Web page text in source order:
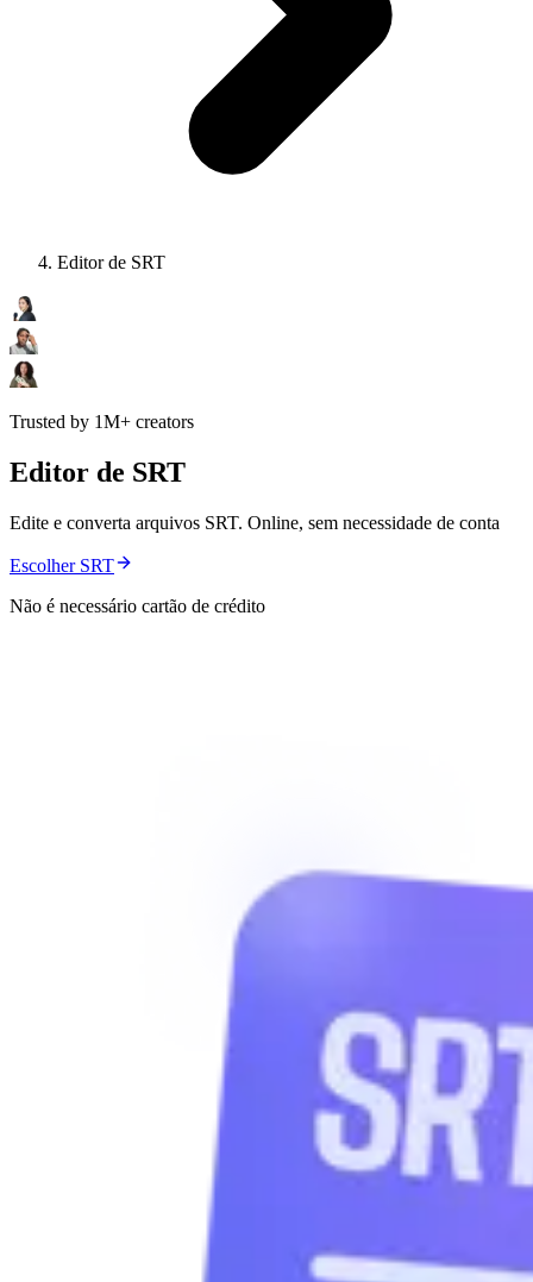
Editor de SRT
Trusted by 1M+ creators
Editor de SRT
Edite e converta arquivos SRT. Online, sem necessidade de conta
Escolher SRT
Não é necessário cartão de crédito